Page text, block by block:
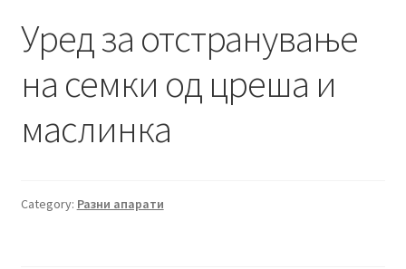
Уред за отстранување
на семки од цреша и
маслинка
Category: Разни апарати